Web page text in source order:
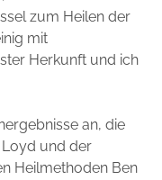
zum Heilen der
mit
Herkunft und ich
an, die
Loyd und der
Heilmethoden Ben